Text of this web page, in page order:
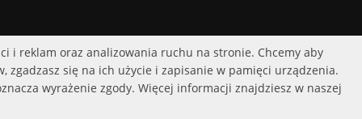
i reklam oraz analizowania ruchu na stronie. Chcemy aby
się na ich użycie i zapisanie w pamięci urządzenia.
wyrażenie zgody. Więcej informacji znajdziesz w naszej